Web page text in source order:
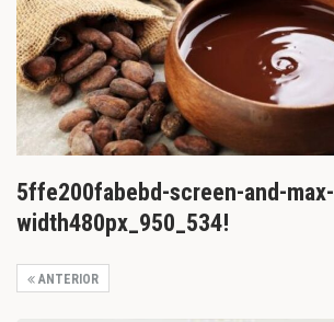
5ffe200fabebd-screen-and-max-
width480px_950_534!
ANTERIOR